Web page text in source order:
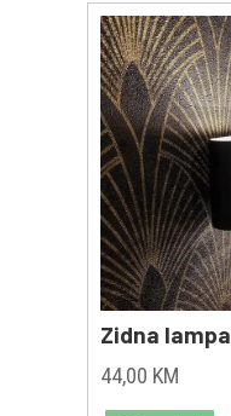
Zidna lampa
44,00 KM